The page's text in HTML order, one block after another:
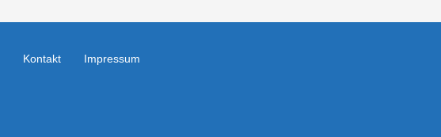
Kontakt Impressum